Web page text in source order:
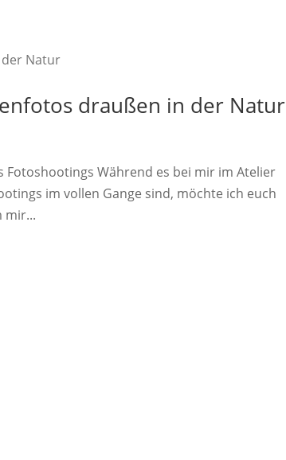
draußen in der Natur
Während es bei mir im Atelier
im vollen Gange sind, möchte ich euch
mir...